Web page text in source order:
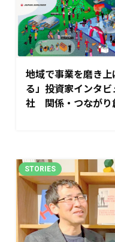
地域で事業を磨き
る」投資家インタ
社 関係・つながり